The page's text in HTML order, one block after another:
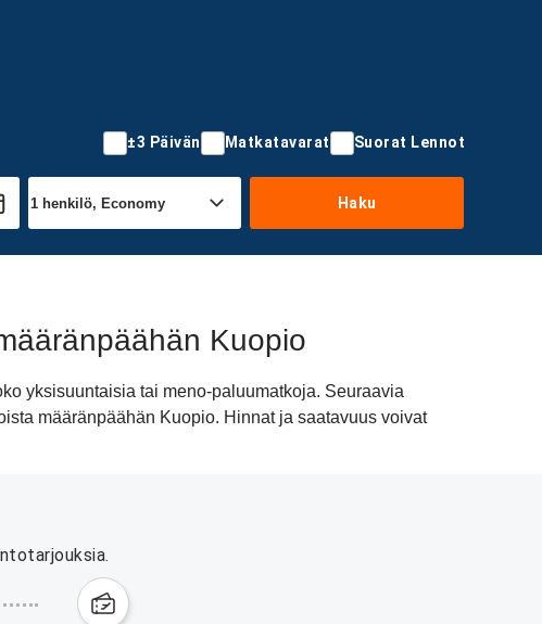
±3 Päivän Matkatavarat Suorat Lennot
Haku
Kuopio
yksisuuntaisia tai meno-paluumatkoja. Seuraavia
määränpäähän Kuopio. Hinnat ja saatavuus voivat